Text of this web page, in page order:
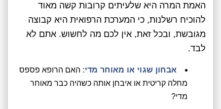
האמת המרה היא שלעיתים קרובות קשה מאוד
להוכיח רשלנות, כי המערכת הרפואית היא קבוצה
מגובשת, ובכל זאת, אין לכם מה לחשוש. אתם לא
לבד.
אבחון שגוי או מאוחר מדי: האם הרופא פספס
מחלה קריטית או איבחן אותה כשהיה כבר מאוחר
מדי?